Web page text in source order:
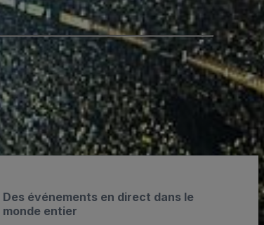
Des événements en direct dans le
monde entier